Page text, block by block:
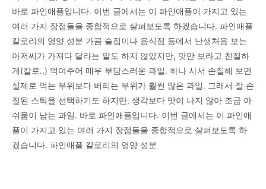
바로 파인애플입니다. 이번 글에서는 이 파인애플이 가지고 있는
여러 가지 장점들을 종합적으로 살펴보도록 하겠습니다. 파인애플
칼로리의 영양 성분 가끔 술집이나 음식점 등에서 난생처음 보는
아저씨가 가져다 달라는 말도 하지 않았지만, 맛만 보라고 친절하
게(칼로..) 먹여주어 매우 부담스러운 과일. 하나 사서 손질해 보면
실제로 먹는 부위보다 버리는 부위가 훨씬 많은 과일. 그래서 잘 손
질된 스틱을 선택하기도 하지만, 생각보다 맛이 나지 않아 조금 아
쉬움이 남는 과일. 바로 파인애플입니다. 이번 글에서는 이 파인애
플이 가지고 있는 여러 가지 장점들을 종합적으로 살펴보도록 하
겠습니다. 파인애플 칼로리의 영양 성분